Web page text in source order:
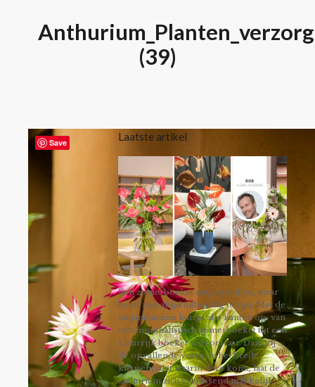
(39)
Laatste artikel
Een zomerboeket mag opvallen, maar
hoeft niet altijd uitbundig te zijn. Met de
snijanthurium kun je alle kanten op: van
een minimalistisch zomerboeket tot een
kleurrijk boeket vol contrast. Dankzij
de opvallende vorm en het brede
kleurenpalet waarin deze komt, laat de
anthurium zich verrassend makkelijk
Save